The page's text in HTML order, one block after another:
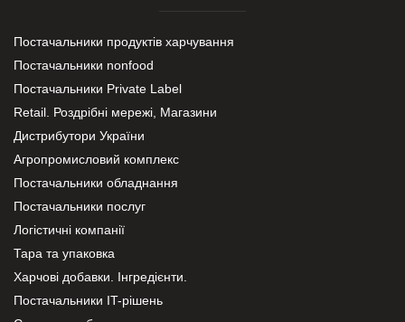
Постачальники продуктів харчування
Постачальники nonfood
Постачальники Private Label
Retail. Роздрібні мережі, Магазини
Дистрибутори України
Агропромисловий комплекс
Постачальники обладнання
Постачальники послуг
Логістичні компанії
Тара та упаковка
Харчові добавки. Інгредієнти.
Постачальники IT-рішень